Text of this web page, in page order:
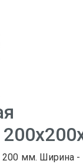
200 мм. Ширина